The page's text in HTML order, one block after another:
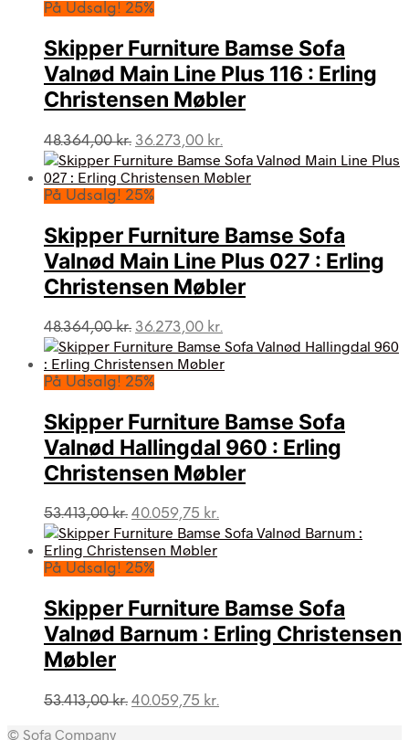
På Udsalg! 25%
Skipper Furniture Bamse Sofa
Valnød Main Line Plus 116 : Erling
Christensen Møbler
48.364,00kr. Den
oprindelige
pris
var:
36.273,00 kr.
aktuelle
pris
På Udsalg! 25%
Skipper Furniture Bamse Sofa
Valnød Main Line Plus 027 : Erling
Christensen Møbler
48.364,00kr. Den
oprindelige
pris
var:
36.273,00 kr.
aktuelle
pris
På Udsalg! 25%
Skipper Furniture Bamse Sofa
Valnød Hallingdal 960 : Erling
Christensen Møbler
53.413,00kr. Den
oprindelige
pris
var:
40.059,75 kr.
aktuelle
På Udsalg! 25%
Skipper Furniture Bamse Sofa
Valnød Barnum : Erling Christensen
Møbler
53.413,00kr. Den
40.059,75 kr.
© Sofa Company